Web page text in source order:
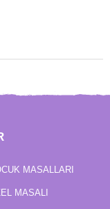
MASALLARI
MASALI